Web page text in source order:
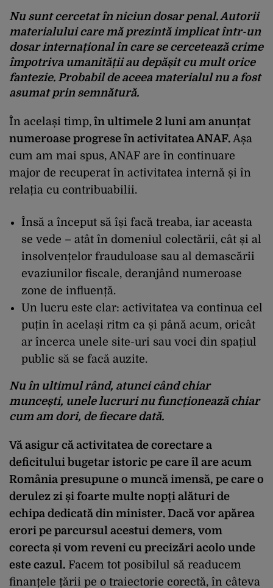
Nu sunt cercetat în niciun dosar penal. Autorii
materialului care mă prezintă implicat într-un
dosar internațional în care se cercetează crime
împotriva umanității au depășit cu mult orice
fantezie. Probabil de aceea materialul nu a fost
asumat prin semnătură.
În același timp, în ultimele 2 luni am anunțat
numeroase progrese în activitatea ANAF. Așa
cum am mai spus, ANAF are în continuare
major de recuperat în activitatea internă și în
relația cu contribuabilii.
Însă a început să își facă treaba, iar aceasta
se vede – atât în domeniul colectării, cât și al
insolvențelor frauduloase sau al demascării
evaziunilor fiscale, deranjând numeroase
zone de influență.
Un lucru este clar: activitatea va continua cel
puțin în același ritm ca și până acum, oricât
ar încerca unele site-uri sau voci din spațiul
public să se facă auzite.
Nu în ultimul rând, atunci când chiar
muncești, unele lucruri nu funcționează chiar
cum am dori, de fiecare dată.
Vă asigur că activitatea de corectare a
deficitului bugetar istoric pe care îl are acum
România presupune o muncă imensă, pe care o
derulez zi și foarte multe nopți alături de
echipa dedicată din minister. Dacă vor apărea
erori pe parcursul acestui demers, vom
corecta și vom reveni cu precizări acolo unde
este cazul. Facem tot posibilul să readucem
finanțele țării pe o traiectorie corectă, în câteva